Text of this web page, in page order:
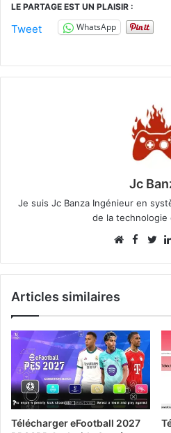
LE PARTAGE EST UN PLAISIR :
Tweet WhatsApp
Jc
Je suis Jc Banza Ingénieur en
de la technologie
Articles similaires
Télécharger eFootball 2027